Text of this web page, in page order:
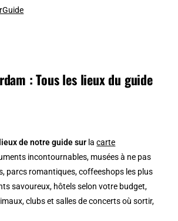
: Tous les lieux du guide
de notre guide sur lacarte
incontournables, musées à ne pas
parcs romantiques, coffeeshops les plus
savoureux, hôtels selon votre budget,
clubs et salles de concerts où sortir,